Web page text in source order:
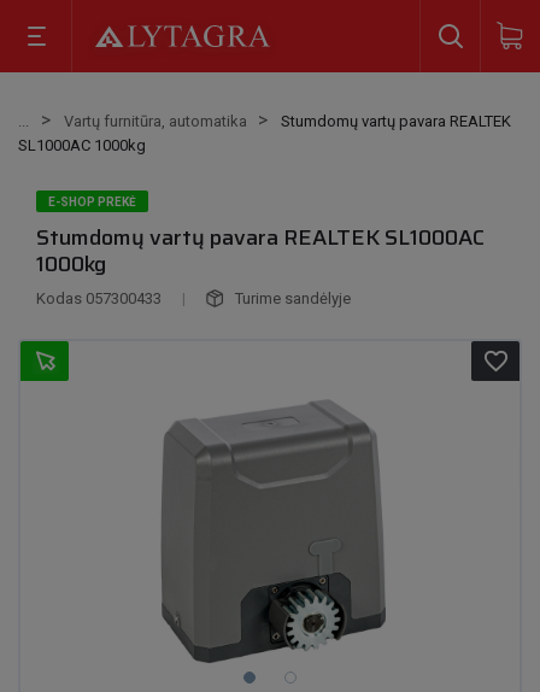
Vartų furnitūra, automatika
Stumdomų vartų pavara REALTEK
SL1000AC 1000kg
E-SHOP PREKĖ
Stumdomų vartų pavara REALTEK SL1000AC
1000kg
Kodas 057300433 | Turime sandėlyje
favorite_border